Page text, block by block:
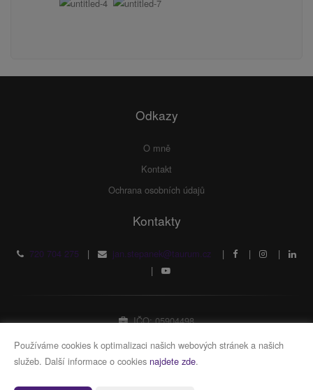
Odkazy
O mně
Kontakt
Ochrana osobních údajů
Kontakty
720 704 275 | jan.stepanek@taurum.cz | |
|
|
IČO: 05904498
Používáme cookies k optimalizaci našich webových stránek a našich
služeb. Další informace o cookies najdete zde.